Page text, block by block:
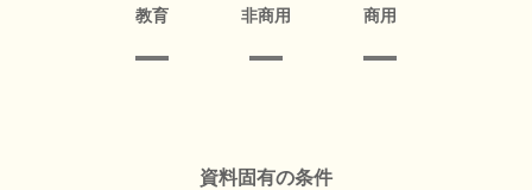
教育 非商用 商用
資料固有の条件